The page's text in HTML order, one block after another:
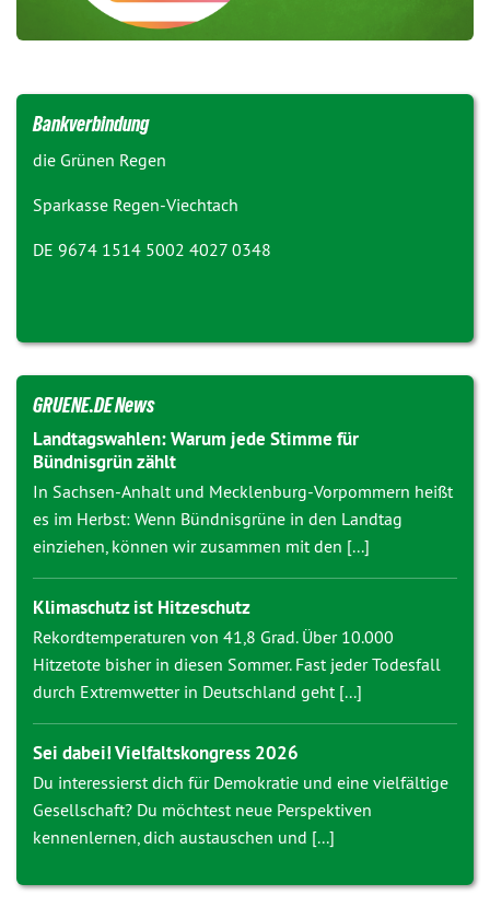
Bankverbindung
die Grünen Regen
Sparkasse Regen-Viechtach
DE 9674 1514 5002 4027 0348
GRUENE.DE News
Landtagswahlen: Warum jede Stimme für
Bündnisgrün zählt
In Sachsen-Anhalt und Mecklenburg-Vorpommern heißt
es im Herbst: Wenn Bündnisgrüne in den Landtag
einziehen, können wir zusammen mit den [...]
Klimaschutz ist Hitzeschutz
Rekordtemperaturen von 41,8 Grad. Über 10.000
Hitzetote bisher in diesen Sommer. Fast jeder Todesfall
durch Extremwetter in Deutschland geht [...]
Sei dabei! Vielfaltskongress 2026
Du interessierst dich für Demokratie und eine vielfältige
Gesellschaft? Du möchtest neue Perspektiven
kennenlernen, dich austauschen und [...]